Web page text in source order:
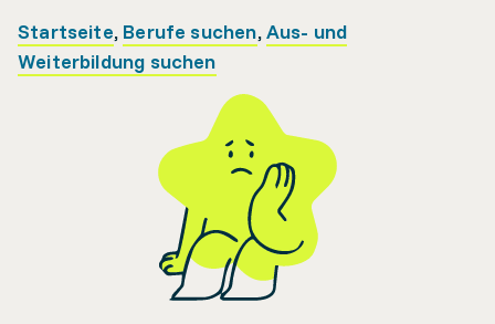
Startseite, Berufe suchen,Aus- und
Weiterbildung suchen